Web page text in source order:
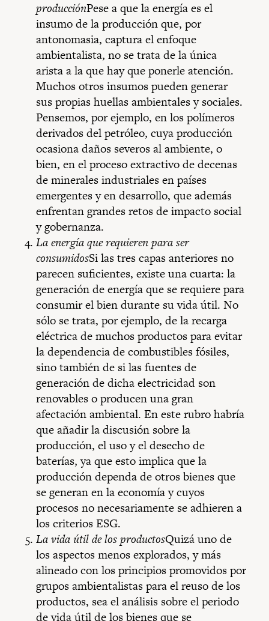
producciónPese a que la energía es el
insumo de la producción que, por
antonomasia, captura el enfoque
ambientalista, no se trata de la única
arista a la que hay que ponerle atención.
Muchos otros insumos pueden generar
sus propias huellas ambientales y sociales.
Pensemos, por ejemplo, en los polímeros
derivados del petróleo, cuya producción
ocasiona daños severos al ambiente, o
bien, en el proceso extractivo de decenas
de minerales industriales en países
emergentes y en desarrollo, que además
enfrentan grandes retos de impacto social
y gobernanza.
La energía que requieren para ser
consumidosSi las tres capas anteriores no
parecen suficientes, existe una cuarta: la
generación de energía que se requiere para
consumir el bien durante su vida útil. No
sólo se trata, por ejemplo, de la recarga
eléctrica de muchos productos para evitar
la dependencia de combustibles fósiles,
sino también de si las fuentes de
generación de dicha electricidad son
renovables o producen una gran
afectación ambiental. En este rubro habría
que añadir la discusión sobre la
producción, el uso y el desecho de
baterías, ya que esto implica que la
producción dependa de otros bienes que
se generan en la economía y cuyos
procesos no necesariamente se adhieren a
los criterios ESG.
La vida útil de los productosQuizá uno de
los aspectos menos explorados, y más
alineado con los principios promovidos por
grupos ambientalistas para el reuso de los
productos, sea el análisis sobre el periodo
de vida útil de los bienes que se